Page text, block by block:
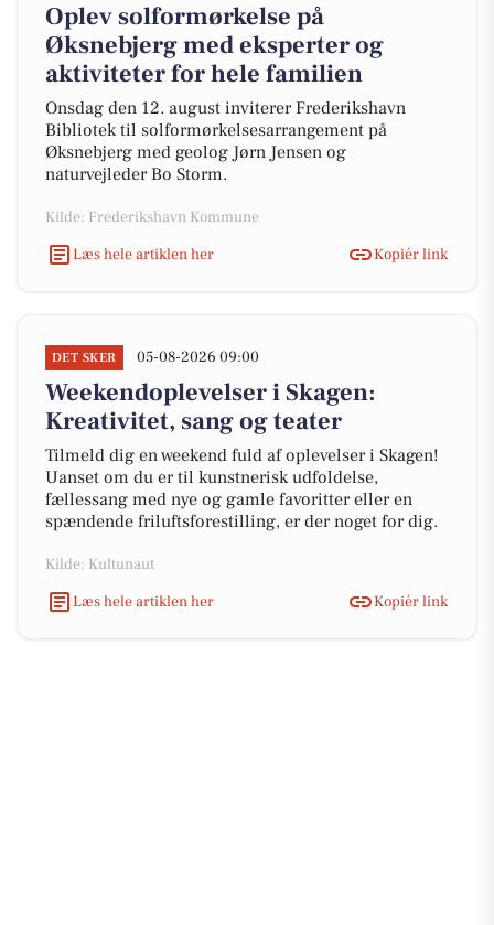
Oplev solformørkelse på
Øksnebjerg med eksperter og
aktiviteter for hele familien
Onsdag den 12. august inviterer Frederikshavn
Bibliotek til solformørkelsesarrangement på
Øksnebjerg med geolog Jørn Jensen og
naturvejleder Bo Storm.
Kilde: Frederikshavn Kommune
Læs hele artiklen her
Kopiér link
DET SKER 05-08-2026 09:00
Weekendoplevelser i Skagen:
Kreativitet, sang og teater
Tilmeld dig en weekend fuld af oplevelser i Skagen!
Uanset om du er til kunstnerisk udfoldelse,
fællessang med nye og gamle favoritter eller en
spændende friluftsforestilling, er der noget for dig.
Kilde: Kultunaut
Læs hele artiklen her
Kopiér link